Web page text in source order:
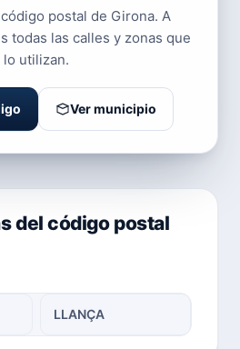
postal de Girona. A
todas las calles y zonas que
lo utilizan.
Ver municipio
del código postal
LLANÇA